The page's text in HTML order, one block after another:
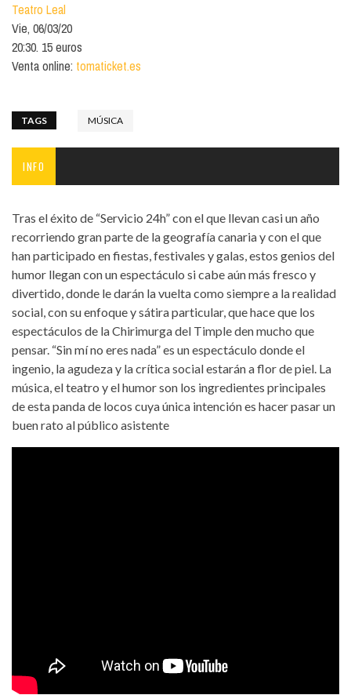
Teatro Leal
Vie, 06/03/20
20:30. 15 euros
Venta online: tomaticket.es
TAGS MÚSICA
INFO
Tras el éxito de “Servicio 24h” con el que llevan casi un año
recorriendo gran parte de la geografía canaria y con el que
han participado en fiestas, festivales y galas, estos genios del
humor llegan con un espectáculo si cabe aún más fresco y
divertido, donde le darán la vuelta como siempre a la realidad
social, con su enfoque y sátira particular, que hace que los
espectáculos de la Chirimurga del Timple den mucho que
pensar. “Sin mí no eres nada” es un espectáculo donde el
ingenio, la agudeza y la crítica social estarán a flor de piel. La
música, el teatro y el humor son los ingredientes principales
de esta panda de locos cuya única intención es hacer pasar un
buen rato al público asistente